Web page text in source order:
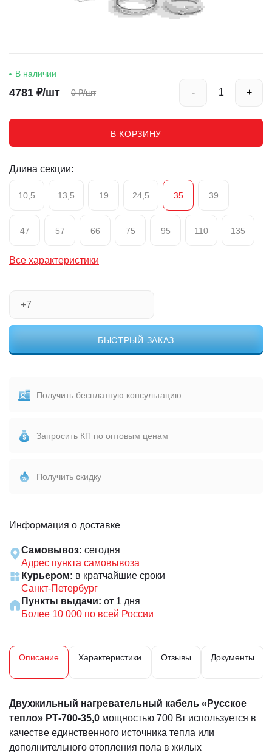
В наличии
4781 ₽/шт 0 ₽/шт - +
В КОРЗИНУ
Длина секции:
10,5 13,5 19 24,5 35 39
47 57 66 75 95 110 135
Все характеристики
БЫСТРЫЙ ЗАКАЗ
Получить бесплатную консультацию
Запросить КП по оптовым ценам
Получить скидку
Информация о доставке
Самовывоз: сегодня
Адрес пункта самовывоза
Курьером: в кратчайшие сроки
Санкт-Петербург
Пункты выдачи: от 1 дня
Более 10 000 по всей России
Описание Характеристики Отзывы Документы
Двухжильный нагревательный кабель «Русское
тепло» РТ-700-35,0 мощностью 700 Вт используется в
качестве единственного источника тепла или
дополнительного отопления пола в жилых